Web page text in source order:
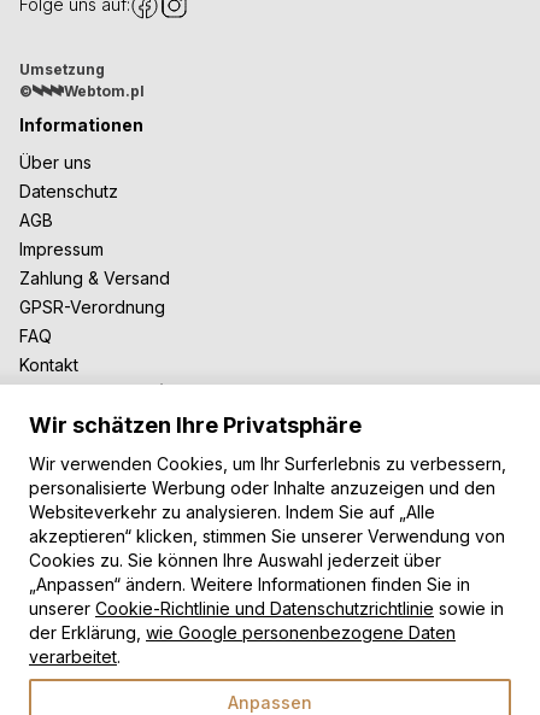
Umsetzung
©
Webtom.pl
Informationen
Über uns
Datenschutz
AGB
Impressum
Zahlung & Versand
GPSR-Verordnung
FAQ
Kontakt
Zusammenarbeit
Für Blogger
B2B-Zusammenarbeit
Unsere Teppiche
Moderne Teppiche
Vintage Teppiche
Shaggy Teppiche
Kinderteppiche
Zahlungsarten
Wir schätzen Ihre Privatsphäre
Wir verwenden Cookies, um Ihr Surferlebnis zu verbessern,
personalisierte Werbung oder Inhalte anzuzeigen und den
Websiteverkehr zu analysieren. Indem Sie auf „Alle
akzeptieren“ klicken, stimmen Sie unserer Verwendung von
Cookies zu. Sie können Ihre Auswahl jederzeit über
„Anpassen“ ändern. Weitere Informationen finden Sie in
unserer Cookie-Richtlinie und Datenschutzrichtlinie sowie in
der Erklärung, wie Google personenbezogene Daten
verarbeitet.
Anpassen